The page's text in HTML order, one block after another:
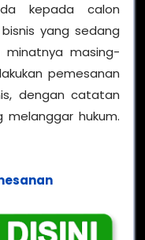
kepada calon
yang sedang
minatnya masing-
pemesanan
dengan catatan
melanggar hukum.